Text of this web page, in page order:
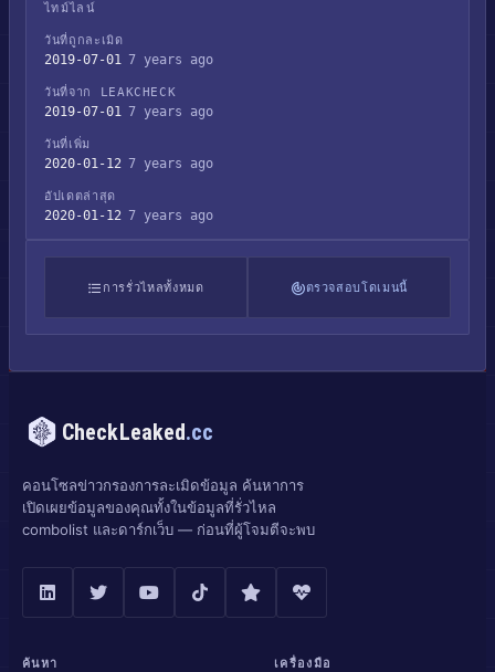
ไทม์ไลน์
วันที่ถูกละเมิด
2019-07-01 7 years ago
วันที่จาก LEAKCHECK
2019-07-01 7 years ago
วันที่เพิ่ม
2020-01-12 7 years ago
อัปเดตล่าสุด
2020-01-12 7 years ago
การรั่วไหลทั้งหมด ตรวจสอบโดเมนนี้
CheckLeaked.cc
คอนโซลข่าวกรองการละเมิดข้อมูล ค้นหาการ
เปิดเผยข้อมูลของคุณทั้งในข้อมูลที่รั่วไหล
combolist และดาร์กเว็บ — ก่อนที่ผู้โจมตีจะพบ
ค้นหา เครื่องมือ